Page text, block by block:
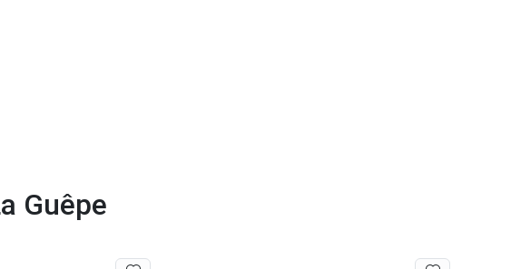
Guêpe